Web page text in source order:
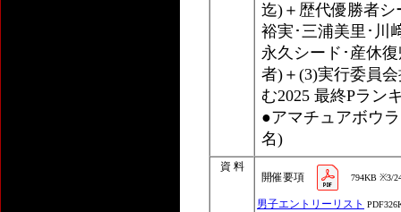
迄)＋歴代優勝者シ
裕実･三浦美里･川
永久シード･産休
者)＋(3)実行委員
む2025 最終Pラン
●アマチュアボウ
名)
資 料
開催要項
794KB ※3/
男子エントリーリスト